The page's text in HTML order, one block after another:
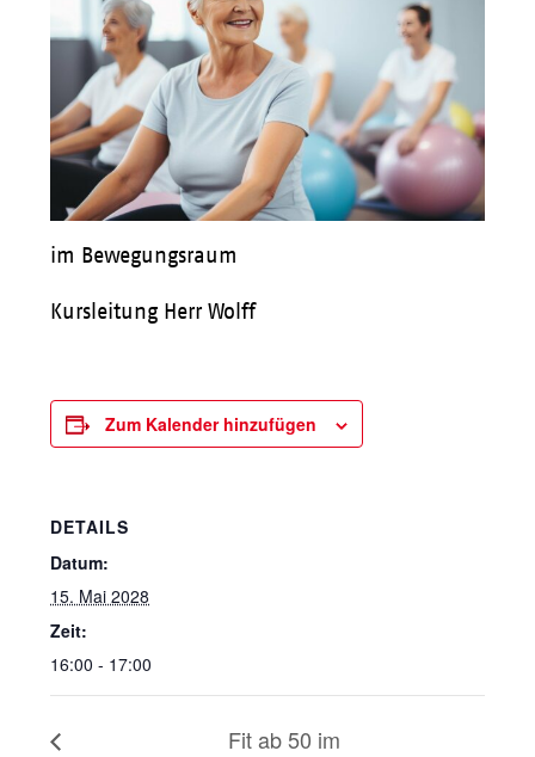
im Bewegungsraum
Kursleitung Herr Wolff
Zum Kalender hinzufügen
DETAILS
Datum:
15. Mai 2028
Zeit:
16:00 - 17:00
Fit ab 50 im